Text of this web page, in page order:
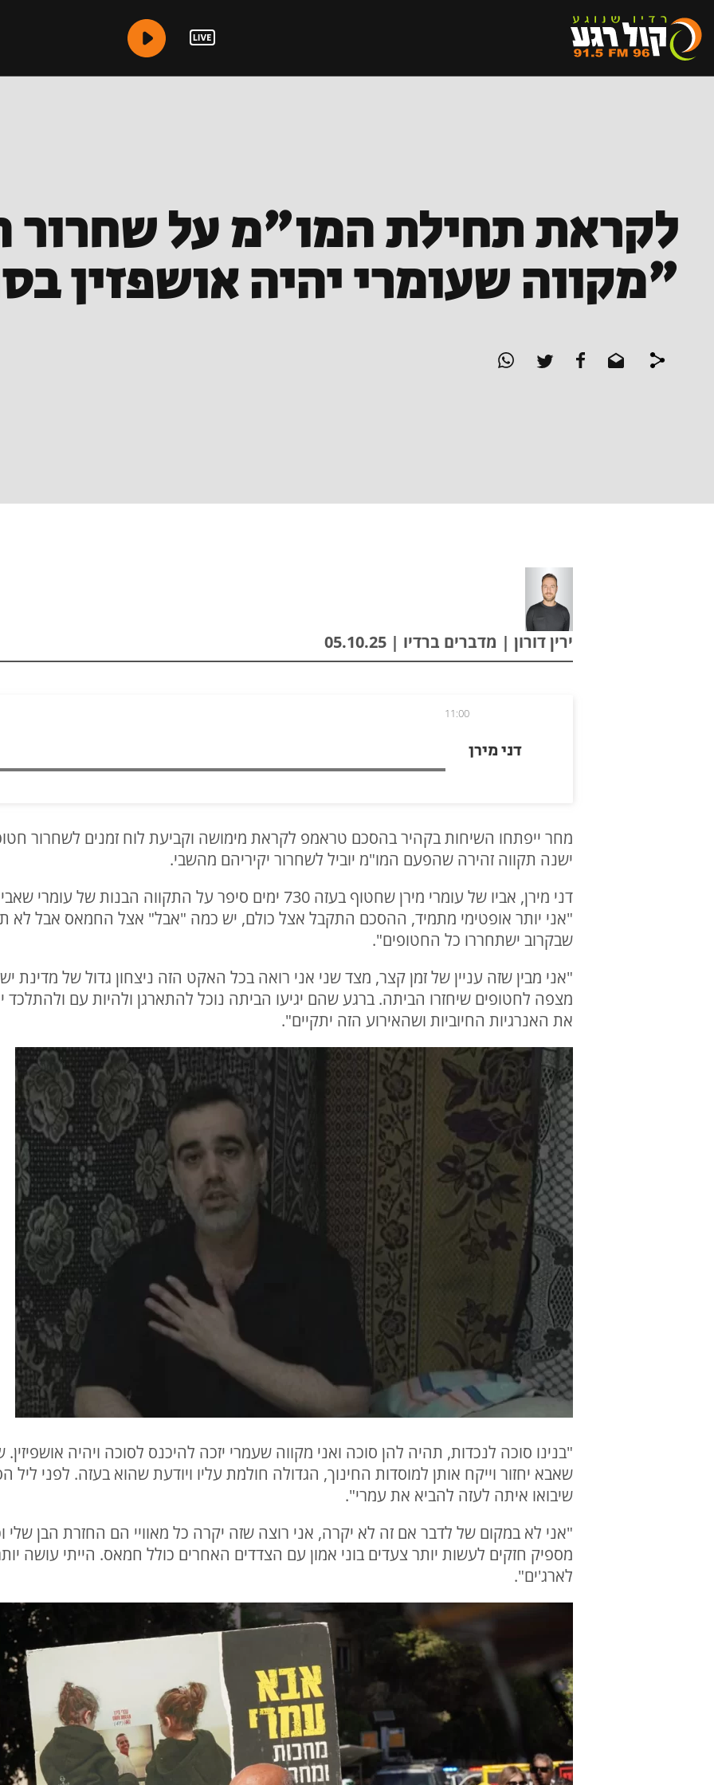
לקראת תחילת המו"מ על שחרור
"מקווה שעומרי יהיה אושפזין
ירין דורון | מדברים ברדיו | 05.10.25
דני מירן
11:00
מחר ייפתחו השיחות בקהיר בהסכם טראמפ לקראת מימושה וקביעת לוח זמנים לשחרור
ישנה תקווה זהירה שהפעם המו"מ יוביל לשחרור יקיריהם מהשבי.
דני מירן, אביו של עומרי מירן שחטוף בעזה 730 ימים סיפר על
"אני יותר אופטימי מתמיד, ההסכם התקבל אצל כולם, יש כמה "אבל" אצל החמאס אבל לא
שבקרוב ישתחררו כל החטופים".
"אני מבין שזה עניין של זמן קצר, מצד שני אני רואה בכל האקט הזה ניצחון גדול של מדינת
מצפה לחטופים שיחזרו הביתה. ברגע שהם יגיעו הביתה נוכל להתארגן ולהיות עם ולהתלכד
את האנרגיות החיוביות ושהאירוע הזה יתקיים".
"בנינו סוכה לנכדות, תהיה להן סוכה ואני מקווה שעמרי יזכה להיכנס לסוכה ויהיה
שאבא יחזור וייקח אותן למוסדות החינוך, הגדולה חולמת עליו ויודעת שהוא בעזה. לפני
שיבואו איתה לעזה להביא את עמרי".
"אני לא במקום של לדבר אם זה לא יקרה, אני רוצה שזה יקרה כל מאוויי הם החזרת הבן שלי
מספיק חזקים לעשות יותר צעדים בוני אמון עם הצדדים האחרים כולל חמאס. הייתי עושה
לארג'ים".